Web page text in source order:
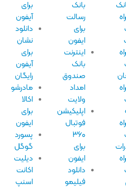
رسالت
ایفون
اینترنت
صندوق
امداد
ولایت
اپلیکیشن
فوتبال
ایفون
دانلود
فیلیمو
آیفون
دانلود
نشان
آیفون
رایگان
مادرشو
اکالا
ایفون
پسورد
گوگل
دیلیت
اکانت
اسنپ